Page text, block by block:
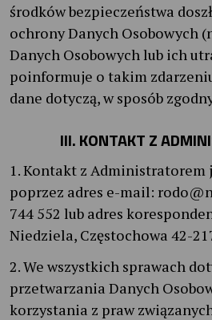
środków bezpieczeństwa
ochrony Danych Osobowych
Danych Osobowych lub ich
poinformuje o takim
dane dotyczą, w sposób
III. KONTAKT Z
1. Kontakt z Administratorem
poprzez adres e-mail:
744 552 lub adres
Niedziela, Częstochowa 42-
2. We wszystkich sprawach
przetwarzania Danych
korzystania z praw